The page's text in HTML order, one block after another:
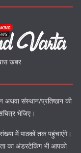
खबर
संस्थान/प्रतिष्ठान की
भेजिए।
में पाठकों तक पहुंचाएंगे।
का अंडरटेकिंग भी आपको